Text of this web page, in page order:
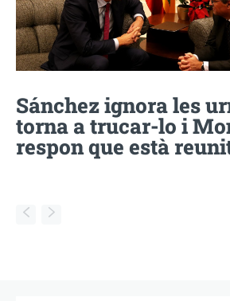
Sánchez ignora les
torna a trucar-lo i
respon que està